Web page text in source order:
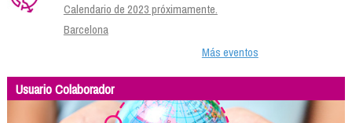
Calendario de 2023 próximamente.
Barcelona
Más eventos
Usuario Colaborador